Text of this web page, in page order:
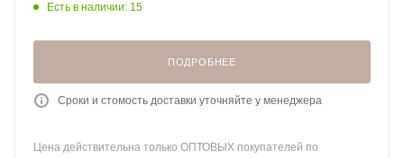
Есть в наличии: 15
ПОДРОБНЕЕ
Сроки и стомость доставки уточняйте у менеджера
Цена действительна только ОПТОВЫХ покупателей по